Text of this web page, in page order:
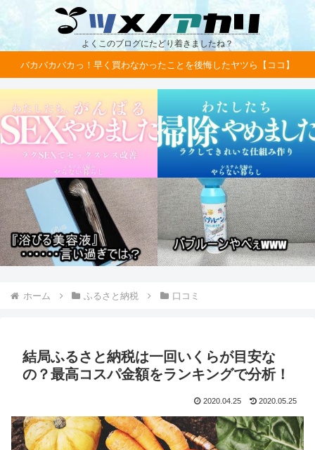
よくこのブログにたどり着きましたね？
バカバカバカっ！早く買わなかったことを後悔したヤツら【ココ】
ホーム ふるさと納税 口コミ
結局ふるさと納税は一回いくらが目安な
の？最高コスパ金額をランキングで分析！
2020.04.25 2020.05.25